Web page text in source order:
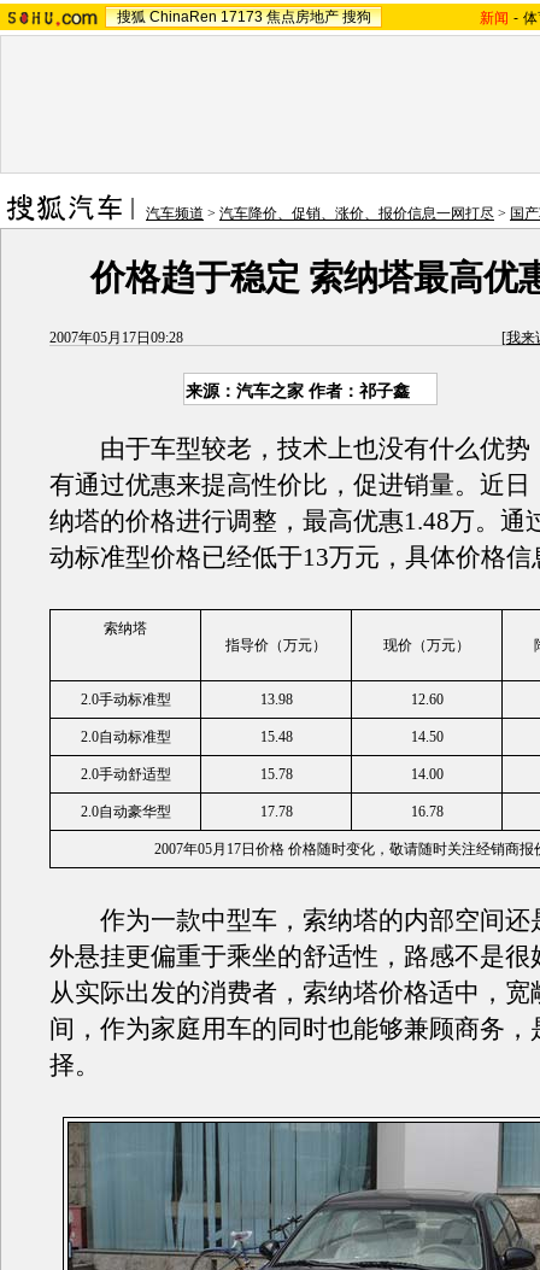
搜狐 ChinaRen 17173 焦点房地产 搜狗 新闻 -
汽车频道 > 汽车降价、促销、涨价、报价信息一网打尽 > 国
价格趋于稳定 索纳塔最高优
2007年05月17日09:28 [我来
来源：汽车之家 作者：祁子鑫
由于车型较老，技术上也没有什么优势
有通过优惠来提高性价比，促进销量。近日
纳塔的价格进行调整，最高优惠1.48万。通
动标准型价格已经低于13万元，具体价格信
索纳塔
指导价（万元）
现价（万元）
2.0手动标准型 13.98 12.60
2.0自动标准型 15.48 14.50
2.0手动舒适型 15.78 14.00
2.0自动豪华型 17.78 16.78
2007年05月 17日价格 价格随时变化， 敬请随时关注经销商报
作为一款中型车，索纳塔的内部空间还
外悬挂更偏重于乘坐的舒适性，路感不是很
从实际出发的消费者，索纳塔价格适中，宽
间，作为家庭用车的同时也能够兼顾商务，
择。